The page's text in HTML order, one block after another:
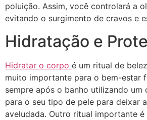
poluição. Assim, você controlará a
evitando o surgimento de cravos e
Hidratação e
Hidratar o corpo é um ritual de
muito importante para o bem-estar
sempre após o banho utilizando um
para o seu tipo de pele para deixar
aveludada. Outro ritual importante